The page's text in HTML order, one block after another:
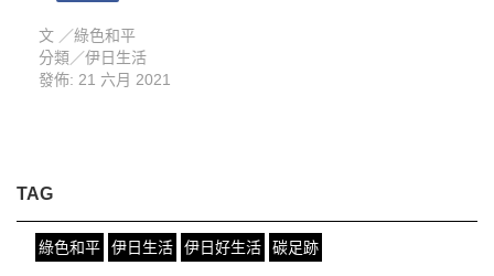
文 ／綠色和平
分類／伊日生活
發佈: 21 六月 2021
TAG
綠色和平 伊日生活 伊日好生活 碳足跡